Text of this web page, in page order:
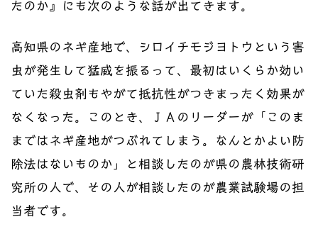
たのか』にも次のような話が出てきます。
高知県のネギ産地で、シロイチモジヨトウという害
虫が発生して猛威を振るって、最初はいくらか効い
ていた殺虫剤もやがて抵抗性がつきまったく効果が
なくなった。このとき、ＪＡのリーダーが「このま
まではネギ産地がつぶれてしまう。なんとかよい防
除法はないものか」と相談したのが県の農林技術研
究所の人で、その人が相談したのが農業試験場の担
当者です。